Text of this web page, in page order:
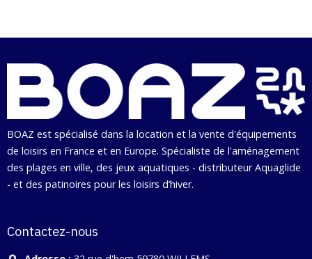
BOAZ est spécialisé dans la location et la vente d'équipements
de loisirs en France et en Europe. Spécialiste de l'aménagement
des plages en ville, des jeux aquatiques - distributeur Aquaglide
- et des patinoires pour les loisirs d’hiver.
Contactez-nous